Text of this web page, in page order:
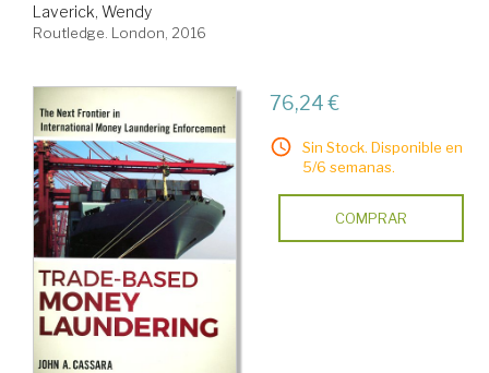
Laverick, Wendy
Routledge. London, 2016
76,24 €
Sin Stock. Disponible en
5/6 semanas.
COMPRAR